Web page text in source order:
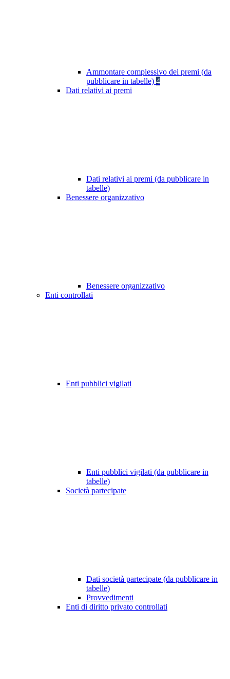
Ammontare complessivo dei premi (da
pubblicare in tabelle) 4
Dati relativi ai premi
Dati relativi ai premi (da pubblicare in
tabelle)
Benessere organizzativo
Benessere organizzativo
Enti controllati
Enti pubblici vigilati
Enti pubblici vigilati (da pubblicare in
tabelle)
Società partecipate
Dati società partecipate (da pubblicare in
tabelle)
Provvedimenti
Enti di diritto privato controllati